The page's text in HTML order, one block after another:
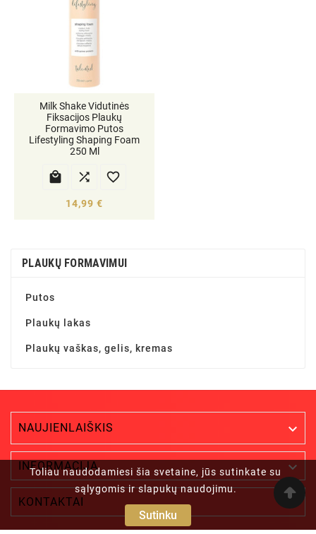
Toliau naudodamiesi šia svetaine, jūs sutinkate su
sąlygomis ir slapukų naudojimu.
Sutinku
Milk Shake Vidutinės
Fiksacijos Plaukų
Formavimo Putos
Lifestyling Shaping Foam
250 Ml
  
14,99 €
PLAUKŲ FORMAVIMUI
Putos
Plaukų lakas
Plaukų vaškas, gelis, kremas
NAUJIENLAIŠKIS 
INFORMACIJA 
KONTAKTAI 